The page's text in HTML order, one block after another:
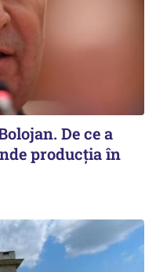
De ce a
producția în